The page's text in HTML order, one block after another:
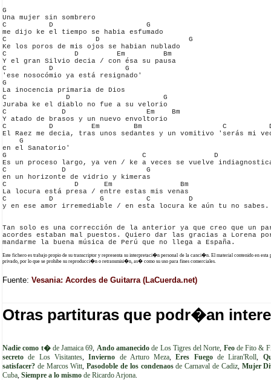
G
Una mujer sin sombrero
C          D                      G
me dijo ke el tiempo se habia esfumado
C                     D                     G
Ke los poros de mis ojos se habian nublado
C                D         Em         Bm
Y el gran Silvio decia / con ésa su pausa
C          D                 G
'ese nosocómio ya está resignado'
G
La inocencia primaria de Dios
C              D                      G
Juraba ke el diablo no fue a su velorio
C             D                   Em    Bm
Y atado de brasos y un nuevo envoltorio
C          D         Em        Bm                   C
El Raez me decia, tras unos sedantes y un vomitivo 'serás mi
    G
en el Sanatorio'
G                                C                D
Es un proceso largo, ya ven / ke a veces se vuelve
C             D                   G
en un horizonte de vidrio y kimeras
C                D      Em                Bm
La locura está presa / entre estas mis venas
C          D           G          C         D
y en ese amor irremediable / en esta locura ke aún tu no sabes.
Tan solo es una corrección de la anterior ya que creo que un
acordes estaban mal puestos. Quiero dar las gracias a Lorena
Este fichero es trabajo propio de su transcriptor y representa su interpretaci�n personal de la canci�n. El material contenido en esta
privado, por lo que se prohibe su reproducci�n o retransmisi�n, as� como su uso para fines comerciales.
Fuente: Vesania: Acordes de Guitarra (LaCuerda.net)
Otras partituras que podr�an
Nadie como t�de Jamaica 69, Ando amanecidode Los Tigres del Norte, Feode Fito &
secreto de Los Visitantes,Invierno de Arturo Meza,Eres Fuegode Liran'Roll,
satisfacer? de Marcos Witt,Pasodoble de los condenaosde Carnaval de Cadiz, Mujer
Cuba, Siempre a lo mismo de Ricardo Arjona.